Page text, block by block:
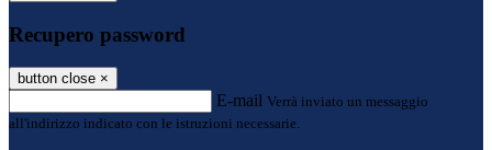
Recupero password
button close ×
E-mail Verrà inviato un messaggio
all'indirizzo indicato con le istruzioni necessarie.